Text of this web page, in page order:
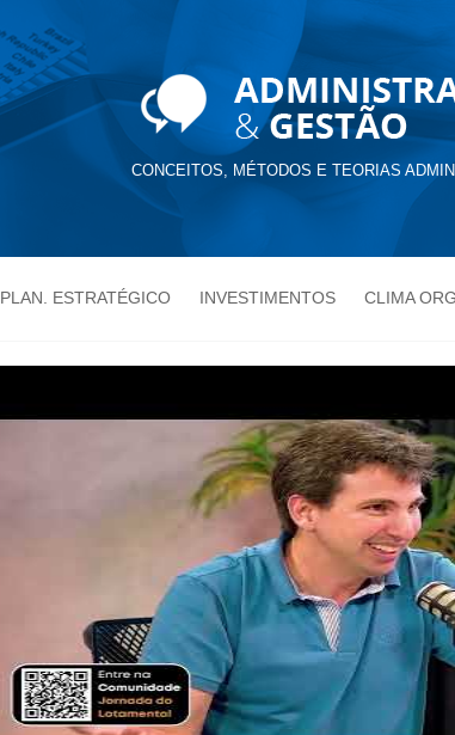
CONCEITOS, MÉTODOS E TEORIAS
PLAN. ESTRATÉGICO INVESTIMENTOS CLIMA